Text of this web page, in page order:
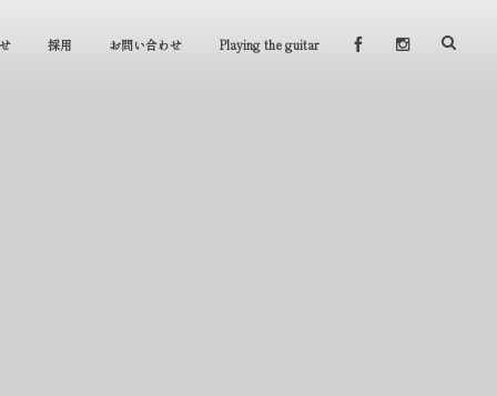
採用 お問い合わせ Playing the guitar